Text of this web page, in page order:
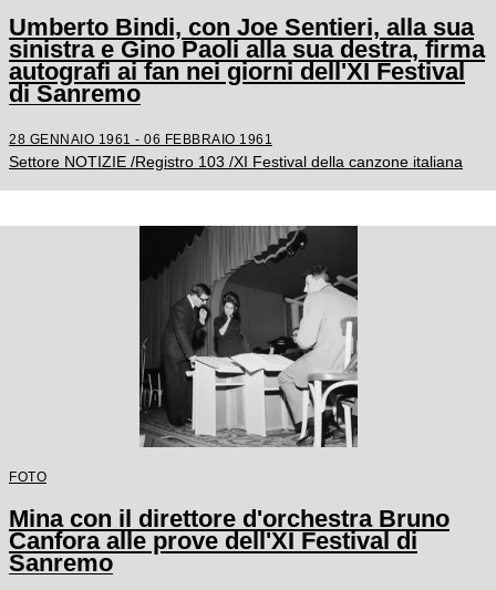
Umberto Bindi, con Joe Sentieri, alla sua
sinistra e Gino Paoli alla sua destra, firma
autografi ai fan nei giorni dell'XI Festival
di Sanremo
28 GENNAIO 1961 - 06 FEBBRAIO 1961
Settore NOTIZIE /Registro 103 /XI Festival della canzone italiana
FOTO
Mina con il direttore d'orchestra Bruno
Canfora alle prove dell'XI Festival di
Sanremo